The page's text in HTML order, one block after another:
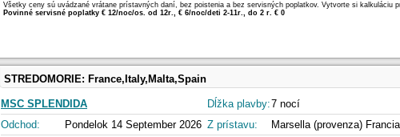
Všetky ceny sú uvádzané vrátane prístavných daní, bez poistenia a bez servisných poplatkov. Vytvorte si kalkuláciu
Povinné servisné poplatky € 12/noc/os. od 12r., € 6/noc/deti 2-11r., do 2 r. € 0
STREDOMORIE: France,Italy,Malta,Spain
MSC SPLENDIDA
Odchod:
Pondelok 14 September 2026
Dĺžka plavby:7 nocí
Z prístavu:
Marsella (provenza) Francia